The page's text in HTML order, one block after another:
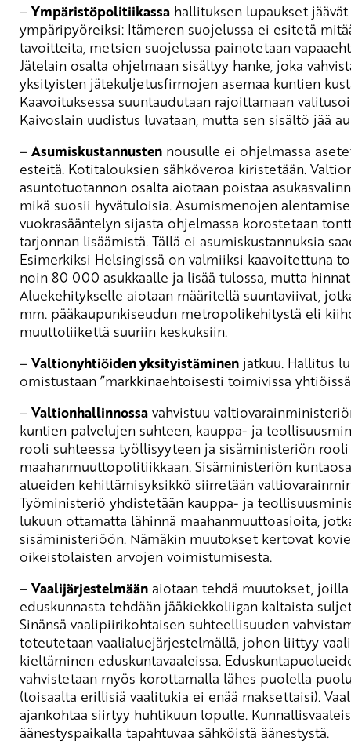
–Ympäristöpolitiikassa hallituksen lupaukset jäävät
ympäripyöreiksi: Itämeren suojelussa ei esitetä
tavoitteita, metsien suojelussa painotetaan
Jätelain osalta ohjelmaan sisältyy hanke, joka
yksityisten jätekuljetusfirmojen asemaa kuntien
Kaavoituksessa suuntaudutaan rajoittamaan
Kaivoslain uudistus luvataan, mutta sen sisältö jää
– Asumiskustannusten nousulle ei ohjelmassa
esteitä. Kotitalouksien sähköveroa kiristetään.
asuntotuotannon osalta aiotaan poistaa
mikä suosii hyvätuloisia. Asumismenojen
vuokrasääntelyn sijasta ohjelmassa korostetaan
tarjonnan lisäämistä. Tällä ei asumiskustannuksia
Esimerkiksi Helsingissä on valmiiksi kaavoitettuna
noin 80 000 asukkaalle ja lisää tulossa, mutta
Aluekehitykselle aiotaan määritellä suuntaviivat,
mm. pääkaupunkiseudun metropolikehitystä eli
muuttoliikettä suuriin keskuksiin.
– Valtionyhtiöiden yksityistäminen jatkuu. Hallitus
omistustaan ”markkinaehtoisesti toimivissa
– Valtionhallinnossa vahvistuu
kuntien palvelujen suhteen, kauppa- ja
rooli suhteessa työllisyyteen ja sisäministeriön rooli
maahanmuuttopolitiikkaan. Sisäministeriön
alueiden kehittämisyksikkö siirretään
Työministeriö yhdistetään kauppa- ja
lukuun ottamatta lähinnä maahanmuuttoasioita,
sisäministeriöön. Nämäkin muutokset kertovat
oikeistolaisten arvojen voimistumisesta.
– Vaalijärjestelmään aiotaan tehdä muutokset, joilla
eduskunnasta tehdään jääkiekkoliigan kaltaista
Sinänsä vaalipiirikohtaisen suhteellisuuden
toteutetaan vaalialuejärjestelmällä, johon liittyy
kieltäminen eduskuntavaaleissa.
vahvistetaan myös korottamalla lähes puolella
(toisaalta erillisiä vaalitukia ei enää maksettaisi).
ajankohtaa siirtyy huhtikuun lopulle.
äänestyspaikalla tapahtuvaa sähköistä äänestystä.